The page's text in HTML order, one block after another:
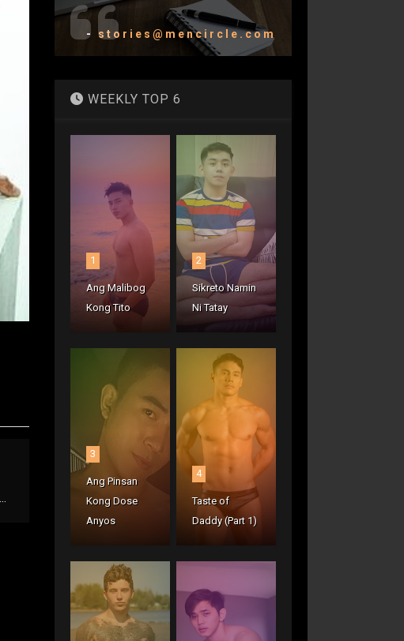
- stories@mencircle.com
WEEKLY TOP 6
1
Ang Malibog
Kong Tito
2
Sikreto Namin
Ni Tatay
3
Ang Pinsan
Kong Dose
Anyos
4
Taste of
Daddy (Part 1)